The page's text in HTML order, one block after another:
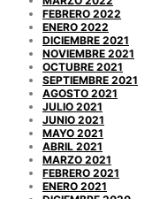
FEBRERO 2022
ENERO 2022
DICIEMBRE 2021
NOVIEMBRE 2021
OCTUBRE 2021
SEPTIEMBRE 2021
AGOSTO 2021
JULIO 2021
JUNIO 2021
MAYO 2021
ABRIL 2021
MARZO 2021
FEBRERO 2021
ENERO 2021